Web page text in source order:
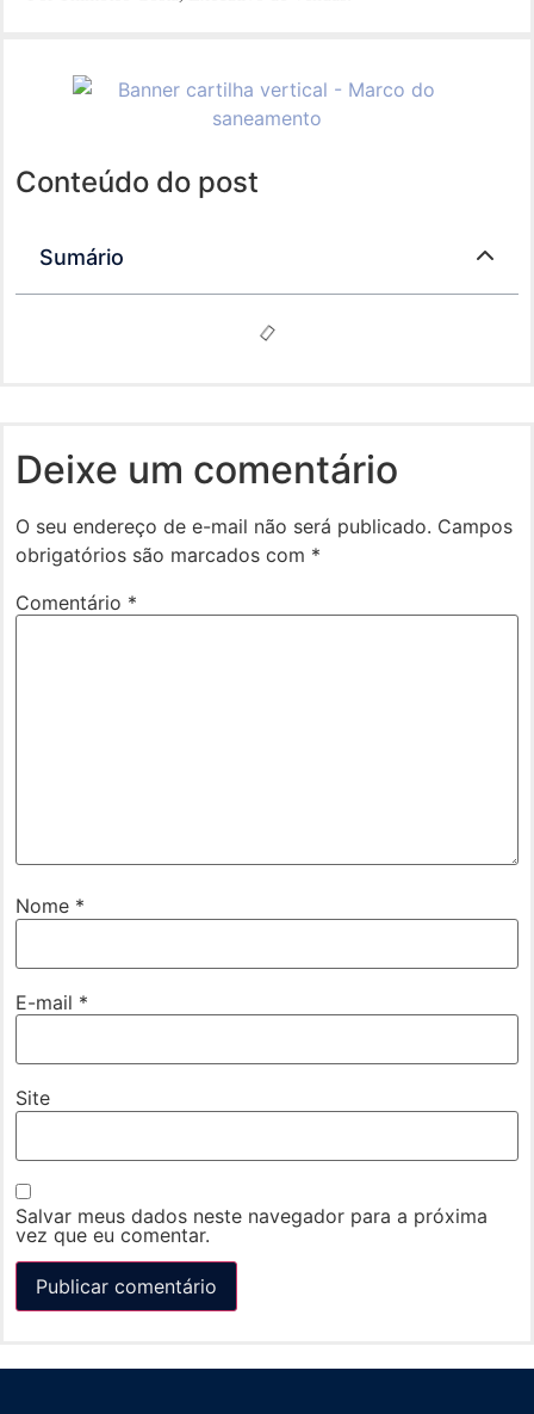
Conteúdo do post
Sumário
Deixe um comentário
O seu endereço de e-mail não será publicado. Campos
obrigatórios são marcados com *
Comentário *
Nome *
E-mail *
Site
Salvar meus dados neste navegador para a próxima
vez que eu comentar.